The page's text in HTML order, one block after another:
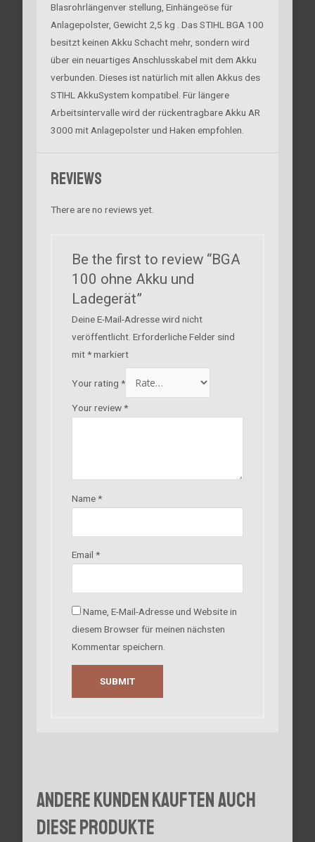
Blasrohrlängenver stellung, Einhängeöse für
Anlagepolster, Gewicht 2,5 kg . Das STIHL BGA 100
besitzt keinen Akku Schacht mehr, sondern wird
über ein neuartiges Anschlusskabel mit dem Akku
verbunden. Dieses ist natürlich mit allen Akkus des
STIHL AkkuSystem kompatibel. Für längere
Arbeitsintervalle wird der rückentragbare Akku AR
3000 mit Anlagepolster und Haken empfohlen.
Reviews
There are no reviews yet.
Be the first to review “BGA
100 ohne Akku und
Ladegerät”
Deine E-Mail-Adresse wird nicht
veröffentlicht. Erforderliche Felder sind
mit*markiert
Your rating *
Your review*
Name*
Email *
Name, E-Mail-Adresse und Website in
diesem Browser für meinen nächsten
Kommentar speichern.
Andere Kunden kauften auch
diese Produkte